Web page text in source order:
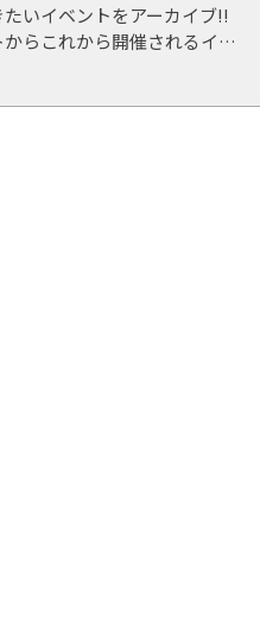
いイベントをアーカイブ!!
らこれから開催されるイベ